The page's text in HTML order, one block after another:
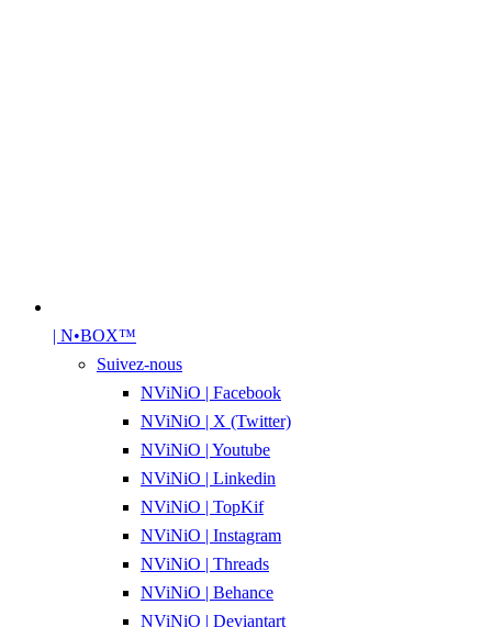
| N•BOX™
Suivez-nous
NViNiO | Facebook
NViNiO | X (Twitter)
NViNiO | Youtube
NViNiO | Linkedin
NViNiO | TopKif
NViNiO | Instagram
NViNiO | Threads
NViNiO | Behance
NViNiO | Deviantart